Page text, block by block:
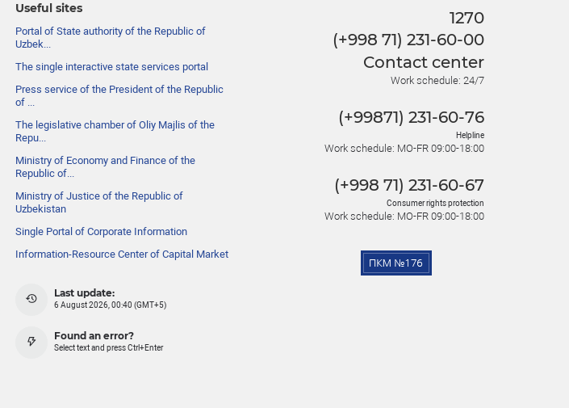
Useful sites
Portal of State authority of the Republic of
Uzbek...
The single interactive state services portal
Press service of the President of the Republic
of ...
The legislative chamber of Oliy Majlis of the
Repu...
Ministry of Economy and Finance of the
Republic of...
Ministry of Justice of the Republic of
Uzbekistan
Single Portal of Corporate Information
Information-Resource Center of Capital Market
Last update:
6 August 2026, 00:40 (GMT+5)
Found an error?
Select text and press Ctrl+Enter
1270
(+998 71) 231-60-00
Contact center
Work schedule: 24/7
(+99871) 231-60-76
Helpline
Work schedule: MO-FR 09:00-18:00
(+998 71) 231-60-67
Consumer rights protection
Work schedule: MO-FR 09:00-18:00